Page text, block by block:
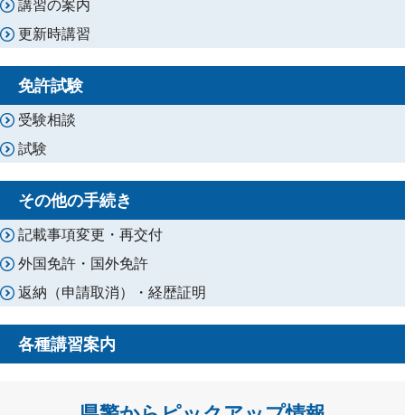
講習の案内
更新時講習
免許試験
受験相談
試験
その他の手続き
記載事項変更・再交付
外国免許・国外免許
返納（申請取消）・経歴証明
各種講習案内